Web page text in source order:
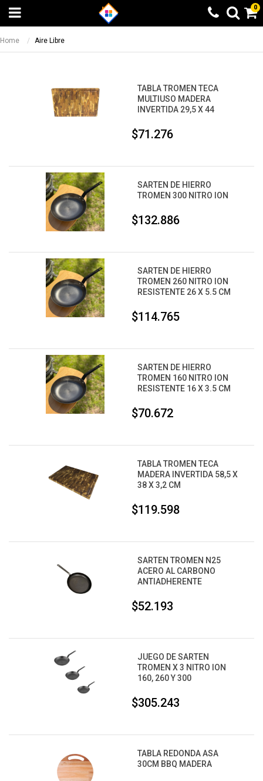
0
Home Aire Libre
TABLA TROMEN TECA
MULTIUSO MADERA
INVERTIDA 29,5 X 44
$71.276
SARTEN DE HIERRO
TROMEN 300 NITRO ION
$132.886
SARTEN DE HIERRO
TROMEN 260 NITRO ION
RESISTENTE 26 X 5.5 CM
$114.765
SARTEN DE HIERRO
TROMEN 160 NITRO ION
RESISTENTE 16 X 3.5 CM
$70.672
TABLA TROMEN TECA
MADERA INVERTIDA 58,5 X
38 X 3,2 CM
$119.598
SARTEN TROMEN N25
ACERO AL CARBONO
ANTIADHERENTE
$52.193
JUEGO DE SARTEN
TROMEN X 3 NITRO ION
160, 260 Y 300
$305.243
TABLA REDONDA ASA
30CM BBQ MADERA